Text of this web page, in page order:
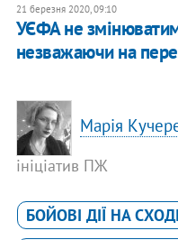
21 березня 2020, 09:10
УЄФА не
незважаючи на
Марія
ініціатив ПЖ
БОЙОВІ ДІЇ НА